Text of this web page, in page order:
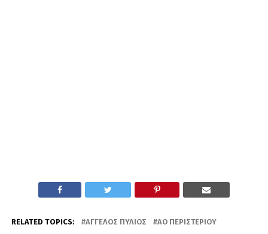
RELATED TOPICS: ΆΓΓΕΛΟΣ ΠΎΛΙΟΣ ΑΟ ΠΕΡΙΣΤΕΡΊΟΥ